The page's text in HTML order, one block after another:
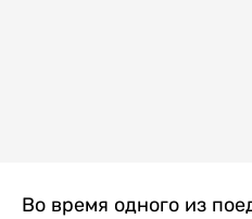
Во время одного из